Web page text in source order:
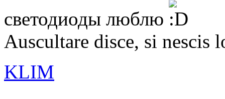
светодиоды люблю
Auscultare disce, si nescis
KLIM